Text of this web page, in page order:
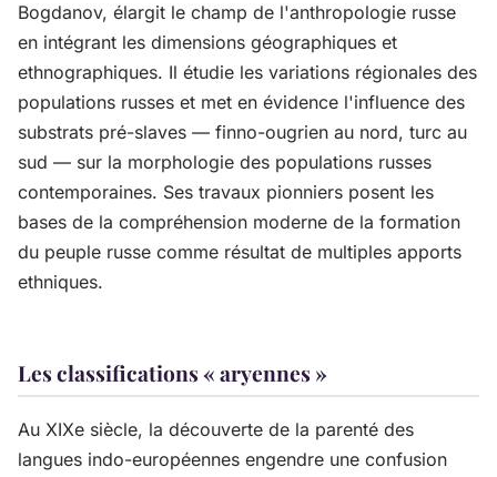
Bogdanov, élargit le champ de l'anthropologie russe
en intégrant les dimensions géographiques et
ethnographiques. Il étudie les variations régionales des
populations russes et met en évidence l'influence des
substrats pré-slaves — finno-ougrien au nord, turc au
sud — sur la morphologie des populations russes
contemporaines. Ses travaux pionniers posent les
bases de la compréhension moderne de la formation
du peuple russe comme résultat de multiples apports
ethniques.
Les classifications « aryennes »
Au XIXe siècle, la découverte de la parenté des
langues indo-européennes engendre une confusion